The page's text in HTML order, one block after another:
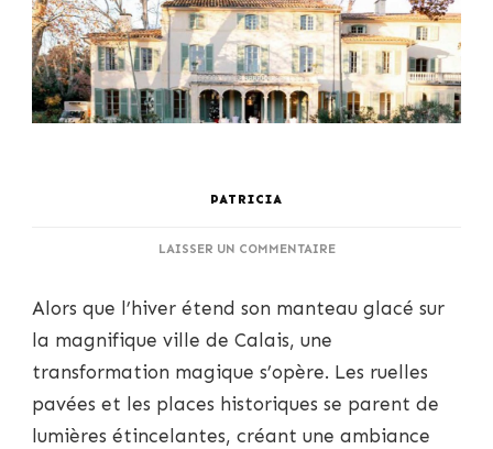
PATRICIA
LAISSER UN COMMENTAIRESUR
DE
LES
MERVEILLEUX
SITES
HIVERNAUX
Alors que l’hiver étend son manteau glacé sur
la magnifique ville de Calais, une
transformation magique s’opère. Les ruelles
pavées et les places historiques se parent de
lumières étincelantes, créant une ambiance